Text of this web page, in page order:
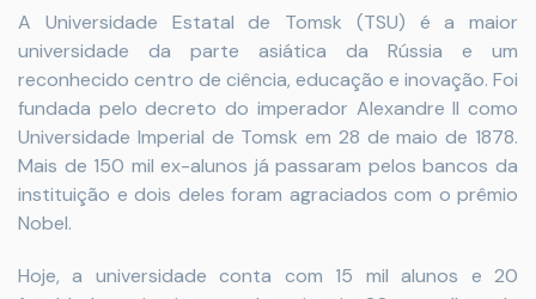
A Universidade Estatal de Tomsk (TSU) é a maior
universidade da parte asiática da Rússia e um
reconhecido centro de ciência, educação e inovação. Foi
fundada pelo decreto do imperador Alexandre II como
Universidade Imperial de Tomsk em 28 de maio de 1878.
Mais de 150 mil ex-alunos já passaram pelos bancos da
instituição e dois deles foram agraciados com o prêmio
Nobel.
Hoje, a universidade conta com 15 mil alunos e 20